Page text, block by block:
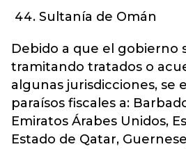
Sultanía de Omán
Debido a que el gobierno
tramitando tratados o
algunas jurisdicciones, se
paraísos fiscales a:
Emiratos Árabes Unidos,
Estado de Qatar,